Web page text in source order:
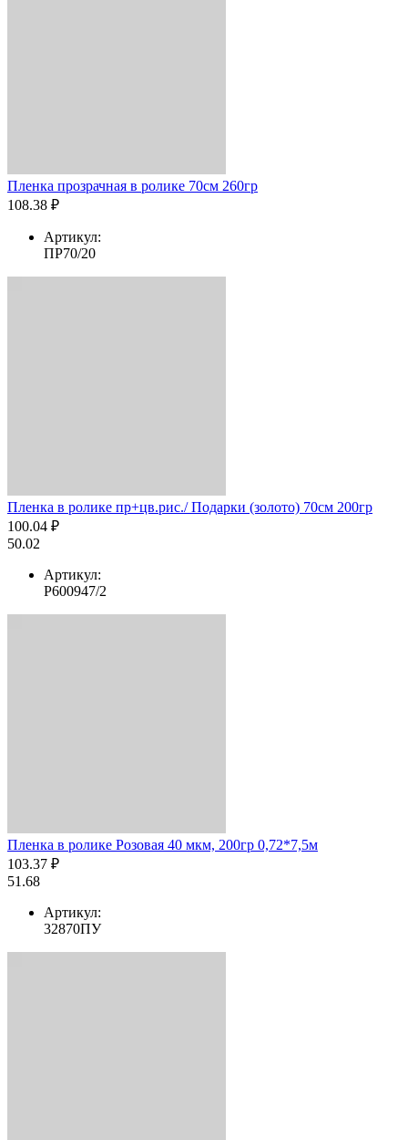
Пленка прозрачная в ролике 70см 260гр
108.38 ₽
Артикул:
ПР70/20
Пленка в ролике пр+цв.рис./ Подарки (золото) 70см 200гр
100.04 ₽
50.02
Артикул:
Р600947/2
Пленка в ролике Розовая 40 мкм, 200гр 0,72*7,5м
103.37 ₽
51.68
Артикул:
32870ПУ